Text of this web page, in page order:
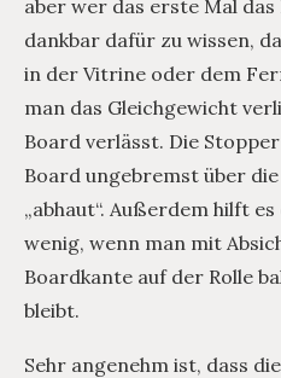
aber wer das erste Mal
dankbar dafür zu wissen,
in der Vitrine oder dem
man das Gleichgewicht
Board verlässt. Die
Board ungebremst über
„abhaut“. Außerdem hilft
wenig, wenn man mit
Boardkante auf der Rolle
bleibt.
Sehr angenehm ist, dass